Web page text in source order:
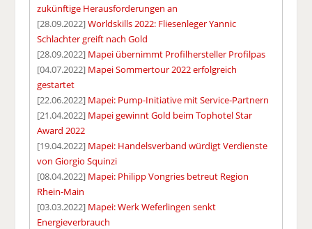
zukünftige Herausforderungen an
[28.09.2022]Worldskills 2022: Fliesenleger Yannic
Schlachter greift nach Gold
[28.09.2022] Mapei übernimmt Profilhersteller Profilpas
[04.07.2022] Mapei Sommertour 2022 erfolgreich
gestartet
[22.06.2022] Mapei: Pump-Initiative mit Service-Partnern
[21.04.2022] Mapei gewinnt Gold beim Tophotel Star
Award 2022
[19.04.2022] Mapei: Handelsverband würdigt Verdienste
von Giorgio Squinzi
[08.04.2022] Mapei: Philipp Vongries betreut Region
Rhein-Main
[03.03.2022] Mapei: Werk Weferlingen senkt
Energieverbrauch